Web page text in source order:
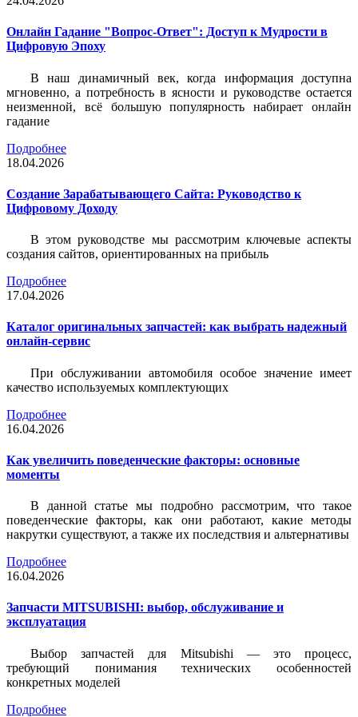
Онлайн Гадание "Вопрос-Ответ": Доступ к Мудрости в
Цифровую Эпоху
В наш динамичный век, когда информация доступна
мгновенно, а потребность в ясности и руководстве остается
неизменной, всё большую популярность набирает онлайн
гадание
Подробнее
18.04.2026
Создание Зарабатывающего Сайта: Руководство к
Цифровому Доходу
В этом руководстве мы рассмотрим ключевые аспекты
создания сайтов, ориентированных на прибыль
Подробнее
17.04.2026
Каталог оригинальных запчастей: как выбрать надежный
онлайн-сервис
При обслуживании автомобиля особое значение имеет
качество используемых комплектующих
Подробнее
16.04.2026
Как увеличить поведенческие факторы: основные
моменты
В данной статье мы подробно рассмотрим, что такое
поведенческие факторы, как они работают, какие методы
накрутки существуют, а также их последствия и альтернативы
Подробнее
16.04.2026
Запчасти MITSUBISHI: выбор, обслуживание и
эксплуатация
Выбор запчастей для Mitsubishi — это процесс,
требующий понимания технических особенностей
конкретных моделей
Подробнее